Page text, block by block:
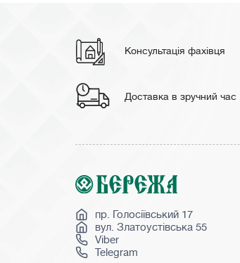
Консультація фахівця
Доставка в зручний час
пр. Голосіївський 17
вул. Златоустівська 55
Viber
Telegram